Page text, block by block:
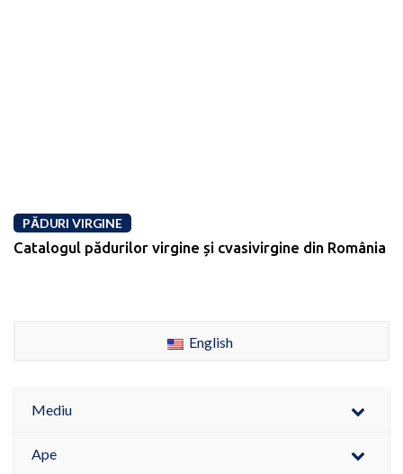
PĂDURI VIRGINE
Catalogul pădurilor virgine și cvasivirgine din România
English
Mediu
Ape